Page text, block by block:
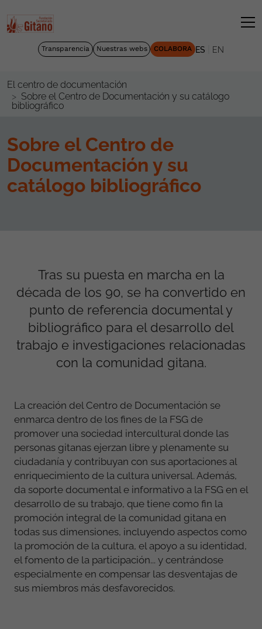
Transparencia Nuestras webs COLABORA ES EN
El centro de documentación
Sobre el Centro de Documentación y su catálogo
bibliográfico
Sobre el Centro de
Documentación y su
catálogo bibliográfico
Tras su puesta en marcha en la
década de los 90, se ha convertido en
punto de referencia documental y
bibliográfico para el desarrollo del
trabajo e investigaciones relacionadas
con la comunidad gitana.
La creación del Centro de Documentación se
enmarca dentro de los fines de la FSG de
promover una sociedad intercultural donde las
personas gitanas ejerzan libre y plenamente su
ciudadanía y contribuyan con sus aportaciones al
enriquecimiento de la cultura universal. Además,
da soporte documental e informativo a la FSG en el
desarrollo de su trabajo, que tiene como fin la
promoción integral de la comunidad gitana en
todas sus dimensiones, incluyendo aspectos como
la promoción de la cultura, el apoyo a su identidad,
el fomento de la participación... y centrándose
especialmente en compensar las desventajas de
sus miembros más desfavorecidos.